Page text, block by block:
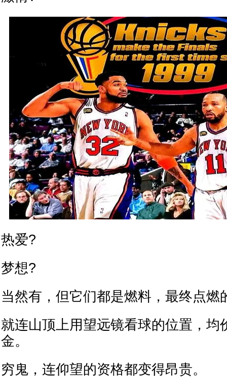
热爱?
梦想?
当然有，但它们都是燃料，最终点燃
就连山顶上用望远镜看球的位置，均
金。
穷鬼，连仰望的资格都变得昂贵。